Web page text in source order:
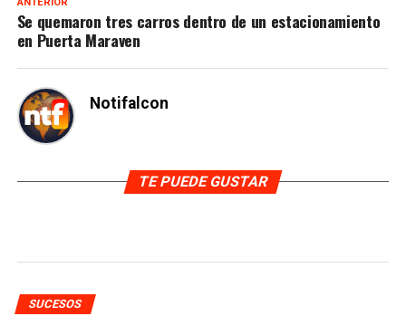
Se quemaron tres carros dentro de un estacionamiento
en Puerta Maraven
Notifalcon
TE PUEDE GUSTAR
SUCESOS